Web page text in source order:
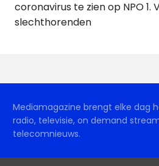
coronavirus te zien op NPO 1.
slechthorenden
Mediamagazine brengt elke dag
radio, televisie, on demand
telecomnieuws.